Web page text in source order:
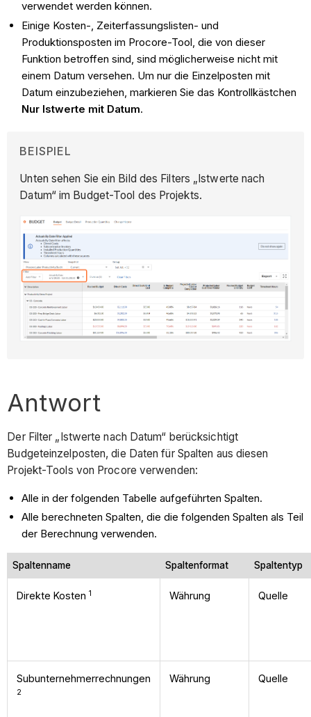
verwendet werden können.
Einige Kosten-, Zeiterfassungslisten- und
Produktionsposten im Procore-Tool, die von dieser
Funktion betroffen sind, sind möglicherweise nicht mit
einem Datum versehen. Um nur die Einzelposten mit
Datum einzubeziehen, markieren Sie das Kontrollkästchen
Nur Istwerte mit Datum.
BEISPIEL
Unten sehen Sie ein Bild des Filters „Istwerte nach
Datum“ im Budget-Tool des Projekts.
Antwort
Der Filter „Istwerte nach Datum“ berücksichtigt
Budgeteinzelposten, die Daten für Spalten aus diesen
Projekt-Tools von Procore verwenden:
Alle in der folgenden Tabelle aufgeführten Spalten.
Alle berechneten Spalten, die die folgenden Spalten als Teil
der Berechnung verwenden.
Spaltenname Spaltenformat Spaltentyp
Direkte Kosten1 Währung Quelle
Subunternehmerrechnungen
2
Währung Quelle